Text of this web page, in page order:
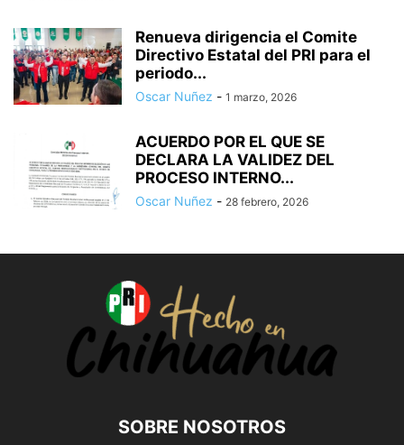
Renueva dirigencia el Comite
Directivo Estatal del PRI para el
periodo...
Oscar Nuñez - 1 marzo, 2026
ACUERDO POR EL QUE SE
DECLARA LA VALIDEZ DEL
PROCESO INTERNO...
Oscar Nuñez - 28 febrero, 2026
SOBRE NOSOTROS